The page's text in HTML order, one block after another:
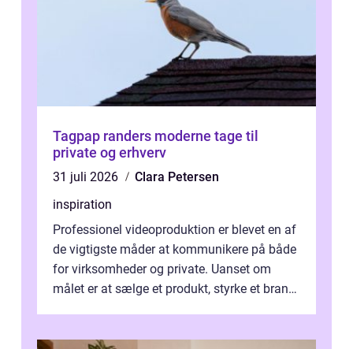
Tagpap randers moderne tage til
private og erhverv
31 juli 2026
Clara Petersen
inspiration
Professionel videoproduktion er blevet en af
de vigtigste måder at kommunikere på både
for virksomheder og private. Uanset om
målet er at sælge et produkt, styrke et brand,